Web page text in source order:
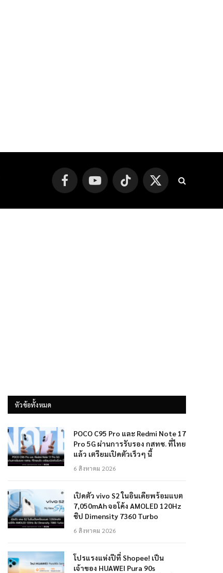
FacebookYouTube TikTok
X
(Twitter)
หัวข้อทั้งหมด
POCO C95 Pro และ Redmi Note 17
Pro 5G ผ่านการรับรอง กสทช. ที่ไทย
แล้ว เตรียมเปิดตัวเร็วๆ นี้
6 สิงหาคม 2026
เปิดตัว vivo S2 ในอินเดียพร้อมแบต
7,050mAh จอโค้ง AMOLED 120Hz
ชิป Dimensity 7360 Turbo
6 สิงหาคม 2026
โปรแรงแห่งปีที่ Shopee! เป็น
เจ้าของ HUAWEI Pura 90s